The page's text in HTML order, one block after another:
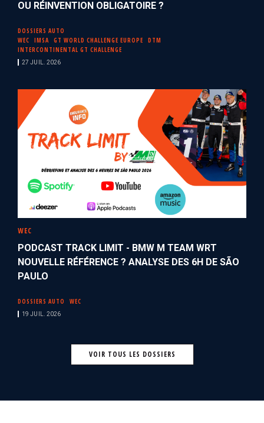
OU RÉINVENTION OBLIGATOIRE ?
DOSSIERS AUTO
WEC
IMSA GT WORLD CHALLENGE EUROPE
DTM
INTERCONTINENTAL GT CHALLENGE
27 JUIL. 2026
WEC
PODCAST TRACK LIMIT - BMW M TEAM WRT
NOUVELLE RÉFÉRENCE ? ANALYSE DES 6H DE SÃO
PAULO
DOSSIERS AUTO WEC
19 JUIL. 2026
VOIR TOUS LES DOSSIERS